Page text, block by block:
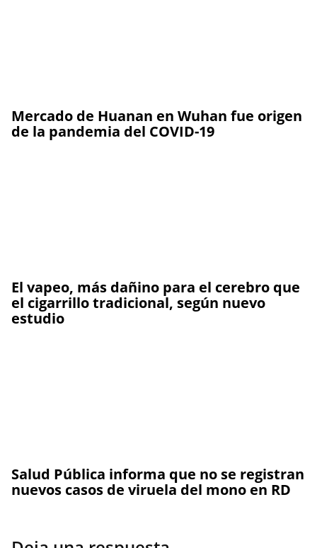
Mercado de Huanan en Wuhan fue origen
de la pandemia del COVID-19
El vapeo, más dañino para el cerebro que
el cigarrillo tradicional, según nuevo
estudio
Salud Pública informa que no se registran
nuevos casos de viruela del mono en RD